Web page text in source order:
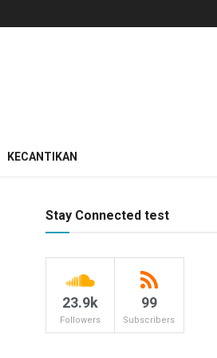
KECANTIKAN
Stay Connected test
23.9k
Followers
99
Subscribers